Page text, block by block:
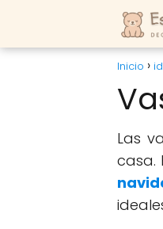
Inicio
Las
casa.